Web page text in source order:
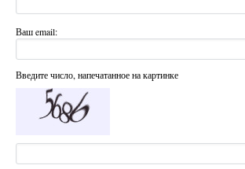
Ваш email:
Введите число, напечатанное на картинке